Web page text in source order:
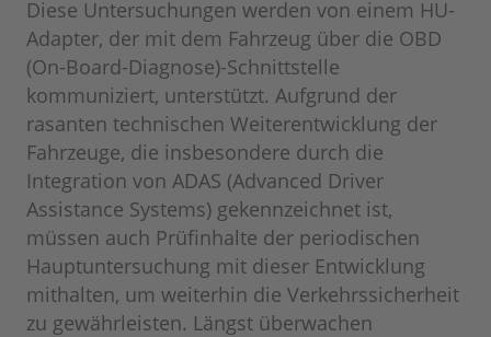
Diese Untersuchungen werden von einem HU-
Adapter, der mit dem Fahrzeug über die OBD
(On-Board-Diagnose)-Schnittstelle
kommuniziert, unterstützt. Aufgrund der
rasanten technischen Weiterentwicklung der
Fahrzeuge, die insbesondere durch die
Integration von ADAS (Advanced Driver
Assistance Systems) gekennzeichnet ist,
müssen auch Prüfinhalte der periodischen
Hauptuntersuchung mit dieser Entwicklung
mithalten, um weiterhin die Verkehrssicherheit
zu gewährleisten. Längst überwachen